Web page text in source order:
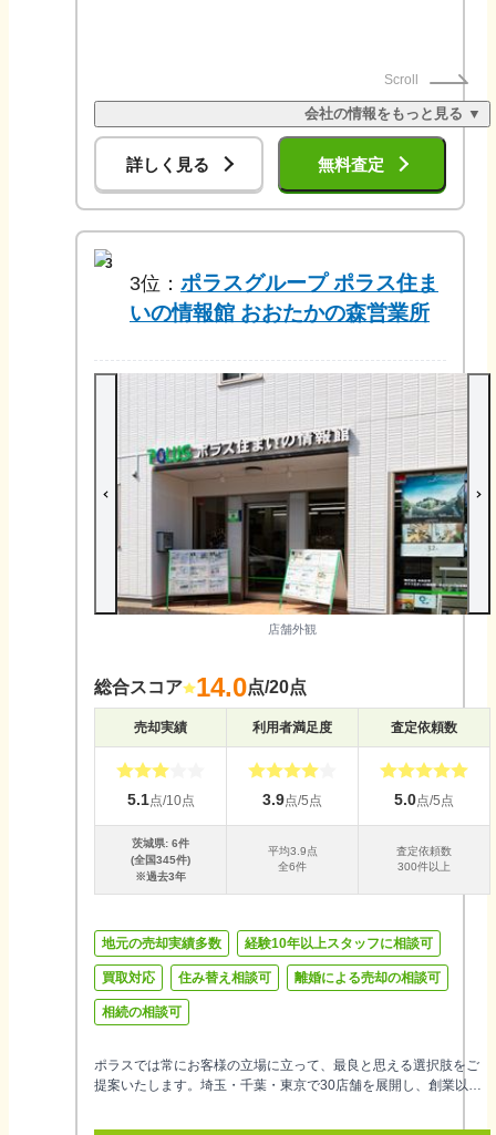
Scroll
会社の情報をもっと見る ▼
詳しく見る 無料査定
3
3位： ポラスグループ ポラス住ま
いの情報館 おおたかの森営業所
店舗外観
総合スコア 14.0点/20点
売却実績 利用者満足度 査定依頼数
5.1点/10点 3.9点/5点 5.0点/5点
茨城県: 6件
(全国345件)
※過去3年
平均3.9点
全6件
査定依頼数
300件以上
地元の売却実績多数 経験10年以上スタッフに相談可
買取対応 住み替え相談可 離婚による売却の相談可
相続の相談可
ポラスでは常にお客様の立場に立って、最良と思える選択肢をご
提案いたします。埼玉・千葉・東京で30店舗を展開し、創業以来